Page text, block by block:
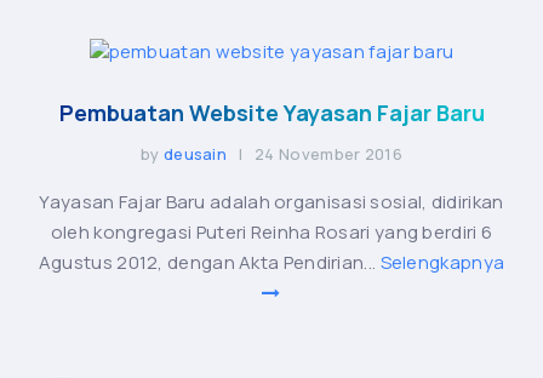
Pembuatan Website Yayasan Fajar Baru
by deusain | 24 November 2016
Yayasan Fajar Baru adalah organisasi sosial, didirikan
oleh kongregasi Puteri Reinha Rosari yang berdiri 6
Agustus 2012, dengan Akta Pendirian... Selengkapnya